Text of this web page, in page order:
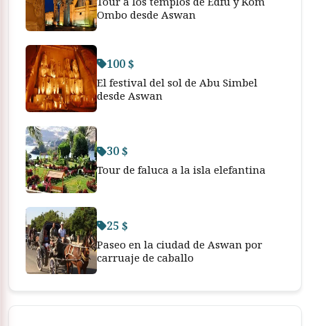
Ombo desde Aswan
100 $
El festival del sol de Abu Simbel
desde Aswan
30 $
Tour de faluca a la isla elefantina
25 $
Paseo en la ciudad de Aswan por
carruaje de caballo